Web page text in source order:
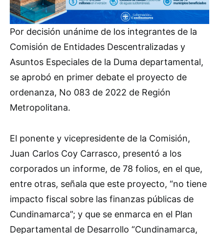
Por decisión unánime de los integrantes de la
Comisión de Entidades Descentralizadas y
Asuntos Especiales de la Duma departamental,
se aprobó en primer debate el proyecto de
ordenanza, No 083 de 2022 de Región
Metropolitana.
El ponente y vicepresidente de la Comisión,
Juan Carlos Coy Carrasco, presentó a los
corporados un informe, de 78 folios, en el que,
entre otras, señala que este proyecto, “no tiene
impacto fiscal sobre las finanzas públicas de
Cundinamarca”; y que se enmarca en el Plan
Departamental de Desarrollo “Cundinamarca,